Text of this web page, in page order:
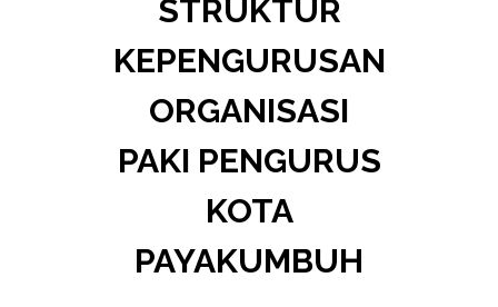
STRUKTUR
KEPENGURUSAN
ORGANISASI
PAKI PENGURUS
KOTA
PAYAKUMBUH